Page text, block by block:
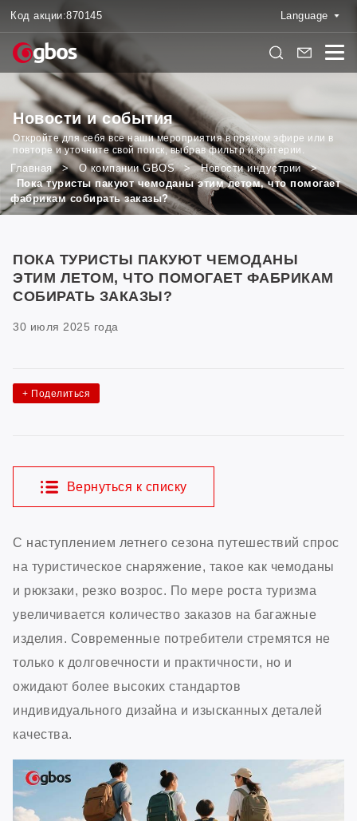
Код акции:870145 Language
Новости и события
Откройте для себя все наши мероприятия в прямом эфире или в
повторе и уточните свой поиск, выбрав фильтр и критерии.
Главная > О компании GBOS > Новости индустрии >
Пока туристы пакуют чемоданы этим летом, что помогает
фабрикам собирать заказы?
ПОКА ТУРИСТЫ ПАКУЮТ ЧЕМОДАНЫ
ЭТИМ ЛЕТОМ, ЧТО ПОМОГАЕТ ФАБРИКАМ
СОБИРАТЬ ЗАКАЗЫ?
30 июля 2025 года
+ Поделиться
Вернуться к списку
С наступлением летнего сезона путешествий спрос
на туристическое снаряжение, такое как чемоданы
и рюкзаки, резко возрос. По мере роста туризма
увеличивается количество заказов на багажные
изделия. Современные потребители стремятся не
только к долговечности и практичности, но и
ожидают более высоких стандартов
индивидуального дизайна и изысканных деталей
качества.